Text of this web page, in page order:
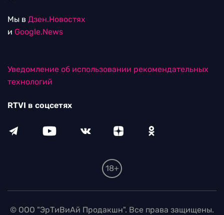
Мы в Дзен.Новостях
и Google.News
Уведомление об использовании рекомендательных
технологий
RTVI в соцсетях
18+
© ООО "ЭрТиВиАй Продакшн". Все права защищены.